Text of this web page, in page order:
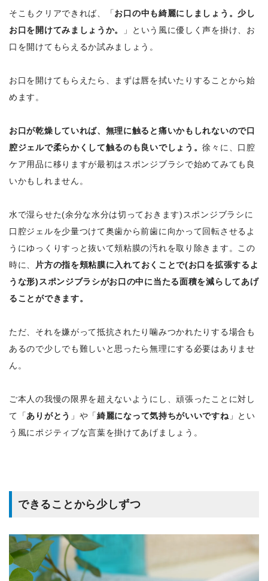
そこもクリアできれば、「お口の中も綺麗にしましょう。少し
お口を開けてみましょうか。
」という風に優しく声を掛け、お
口を開けてもらえるか試みましょう。
お口を開けてもらえたら、まずは唇を拭いたりすることから始
めます。
お口が乾燥していれば、無理に触ると痛いかもしれないので口
腔ジェルで柔らかくして触るのも良いでしょう。徐々に、口腔
ケア用品に移りますが最初はスポンジブラシで始めてみても良
いかもしれません。
水で湿らせた(余分な水分は切っておきます)スポンジブラシに
口腔ジェルを少量つけて奥歯から前歯に向かって回転させるよ
うにゆっくりすっと抜いて頬粘膜の汚れを取り除きます。この
時に、 片方の指を頬粘膜に入れておくことで(お口を拡張するよ
うな形)スポンジブラシがお口の中に当たる面積を減らしてあげ
ることができます。
ただ、それを嫌がって抵抗されたり噛みつかれたりする場合も
あるので少しでも難しいと思ったら無理にする必要はありませ
ん。
ご本人の我慢の限界を超えないようにし、頑張ったことに対し
て「ありがとう 」や「綺麗になって気持ちがいいですね」とい
う風にポジティブな言葉を掛けてあげましょう。
できることから少しずつ